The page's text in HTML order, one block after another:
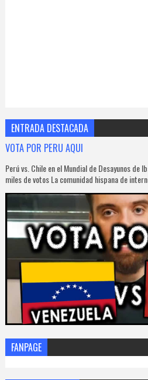
ENTRADA DESTACADA
VOTA POR PERU AQUI
Perú vs. Chile en el Mundial de Desayunos de
miles de votos La comunidad hispana de
FANPAGE